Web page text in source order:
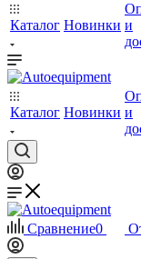
Каталог Новинки и
Каталог Новинки и
Сравнение0